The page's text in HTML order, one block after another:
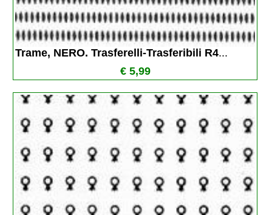
Trame, NERO. Trasferelli-Trasferibili R4...
€ 5,99